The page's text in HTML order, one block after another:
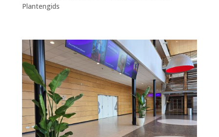
Plantengids